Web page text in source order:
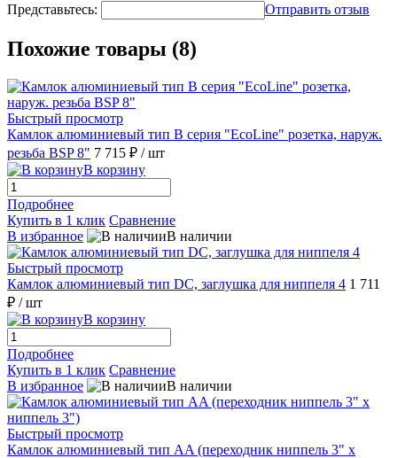
Представьтесь: Отправить отзыв
Похожие товары (8)
Быстрый просмотр
Камлок алюминиевый тип B серия "EcoLine" розетка, наруж.
резьба BSP 8" 7 715 ₽ / шт
В корзину
Подробнее
Купить в 1 клик Сравнение
В избранное
В наличии
Быстрый просмотр
Камлок алюминиевый тип DC, заглушка для ниппеля 4 1 711
₽ / шт
В корзину
Подробнее
Купить в 1 клик Сравнение
В избранное
В наличии
Быстрый просмотр
Камлок алюминиевый тип AA (переходник ниппель 3" х